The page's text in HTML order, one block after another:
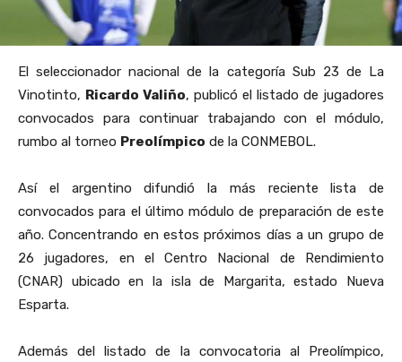
El seleccionador nacional de la categoría Sub 23 de La
Vinotinto, Ricardo Valiño, publicó el listado de jugadores
convocados para continuar trabajando con el módulo,
rumbo al torneo Preolímpico de la CONMEBOL.
Así el argentino difundió la más reciente lista de
convocados para el último módulo de preparación de este
año. Concentrando en estos próximos días a un grupo de
26 jugadores, en el Centro Nacional de Rendimiento
(CNAR) ubicado en la isla de Margarita, estado Nueva
Esparta.
Además del listado de la convocatoria al Preolímpico,